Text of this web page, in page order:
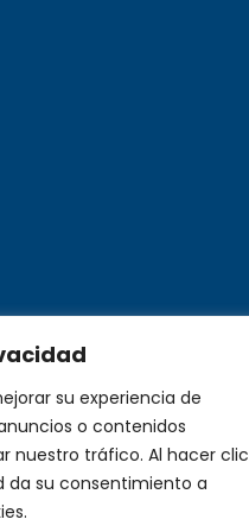
su experiencia de
o contenidos
nuestro tráfico. Al hacer clic
da su consentimiento a